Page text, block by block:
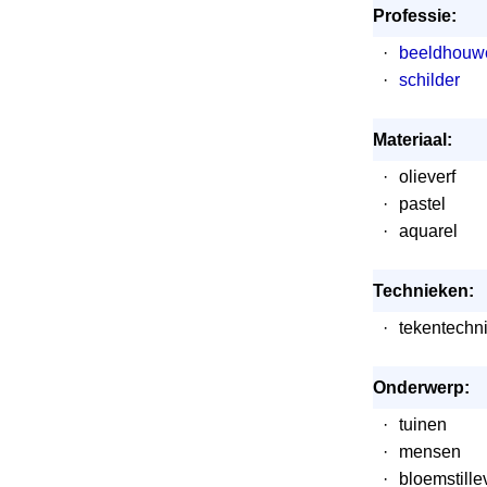
Professie:
·
·
schilder
Materiaal:
·
olieverf
·
pastel
·
aquarel
Technieken:
·
Onderwerp:
·
tuinen
·
mensen
·